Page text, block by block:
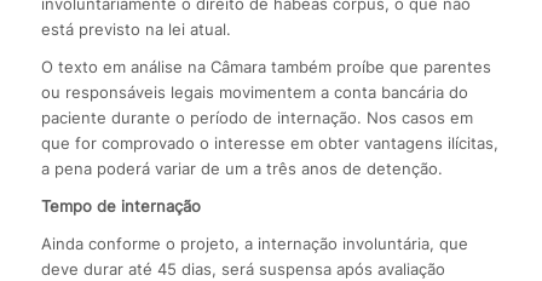
involuntariamente o direito de habeas corpus, o que não
está previsto na lei atual.
O texto em análise na Câmara também proíbe que parentes
ou responsáveis legais movimentem a conta bancária do
paciente durante o período de internação. Nos casos em
que for comprovado o interesse em obter vantagens ilícitas,
a pena poderá variar de um a três anos de detenção.
Tempo de internação
Ainda conforme o projeto, a internação involuntária, que
deve durar até 45 dias, será suspensa após avaliação